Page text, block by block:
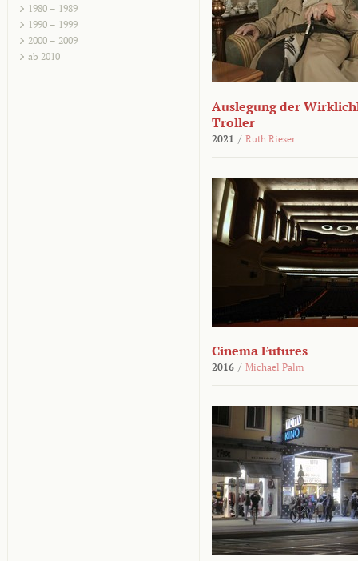
1980 – 1989
1990 – 1999
2000 – 2009
ab 2010
Auslegung der
Troller
2021 / Ruth Rieser
Cinema Futures
2016 / Michael Palm